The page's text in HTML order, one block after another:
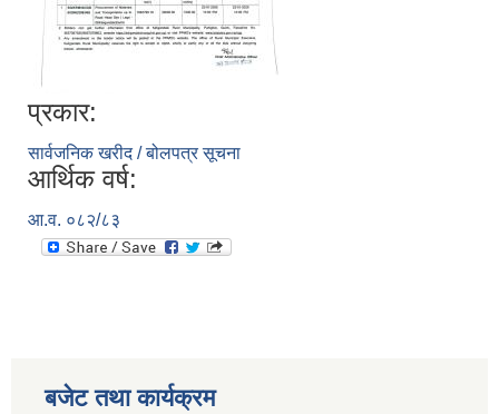
प्रकार:
सार्वजनिक खरीद / बोलपत्र सूचना
आर्थिक वर्ष:
आ.व. ०८२/८३
बजेट तथा कार्यक्रम